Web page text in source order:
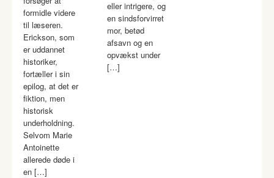
formidle videre
til læseren.
Erickson, som
er uddannet
historiker,
fortæller i sin
epilog, at det er
fiktion, men
historisk
underholdning.
Selvom Marie
Antoinette
allerede døde i
en […]
eller intrigere, og
en sindsforvirret
mor, betød
afsavn og en
opvækst under
[…]